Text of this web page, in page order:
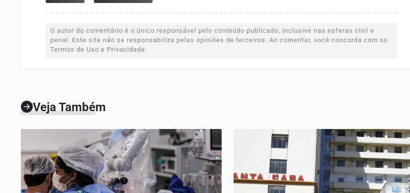
O autor do comentário é o único responsável pelo conteúdo publicado, inclusive nas esferas civil e
penal. Este site não se responsabiliza pelas opiniões de terceiros. Ao comentar, você concorda com os
Termos de Uso e Privacidade.
Veja Também